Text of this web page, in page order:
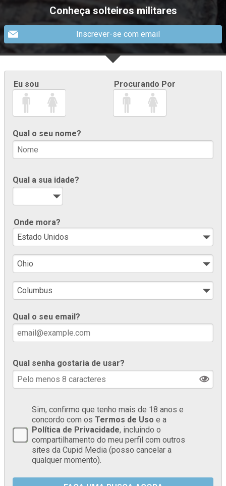
Conheça solteiros militares
Inscrever-se com email
Eu sou Procurando Por
Qual o seu nome?
Qual a sua idade?
Onde mora?
Qual o seu email?
Qual senha gostaria de usar?
Sim, confirmo que tenho mais de 18 anos e
concordo com os Termos de Uso e a
Política de Privacidade, incluindo o
compartilhamento do meu perfil com outros
sites da Cupid Media (posso cancelar a
qualquer momento).